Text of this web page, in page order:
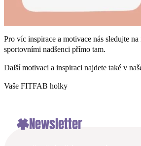
Pro víc inspirace a motivace nás sledujte
sportovními nadšenci přímo tam.
Další motivaci a inspiraci najdete také v
Vaše FITFAB holky
Newsletter